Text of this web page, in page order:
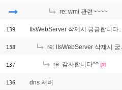
re: wmi 관련~~~~
139 IIsWebServer 삭제시 궁금합니다..
138 re: IIsWebServer 삭제시 궁금합니다..
137 re: 감사합니다^^ [1]
136 dns 서버